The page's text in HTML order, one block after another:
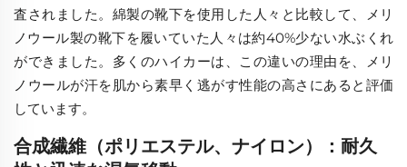
査されました。綿製の靴下を使用した人々と比較して、メリ
ノウール製の靴下を履いていた人々は約40%少ない水ぶくれ
ができました。多くのハイカーは、この違いの理由を、メリ
ノウールが汗を肌から素早く逃がす性能の高さにあると評価
しています。
合成繊維（ポリエステル、ナイロン）：耐久